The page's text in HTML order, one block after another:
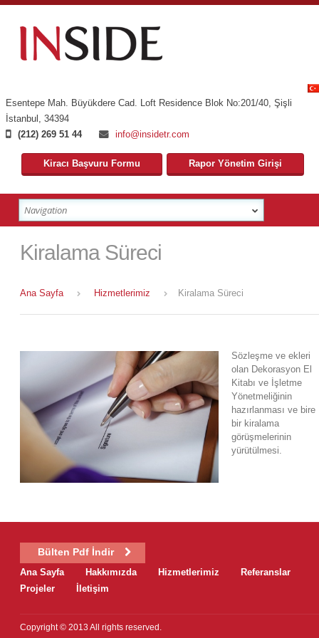
Esentepe Mah. Büyükdere Cad. Loft Residence Blok No:201/40, Şişli
İstanbul , 34394
(212) 269 51 44
info@insidetr.com
Kiracı Başvuru Formu Rapor Yönetim Girişi
Kiralama Süreci
Ana Sayfa Hizmetlerimiz Kiralama Süreci
Sözleşme ve ekleri
olan Dekorasyon El
Kitabı ve İşletme
Yönetmeliğinin
hazırlanması ve bire
bir kiralama
görüşmelerinin
yürütülmesi.
Bülten Pdf İndir
Ana Sayfa
Hakkımızda Hizmetlerimiz
Referanslar
Projeler
İletişim
Copyright © 2013 All rights reserved.